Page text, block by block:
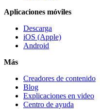
Aplicaciones móviles
Descarga
iOS (Apple)
Android
Más
Creadores de contenido
Blog
Explicaciones en video
Centro de ayuda